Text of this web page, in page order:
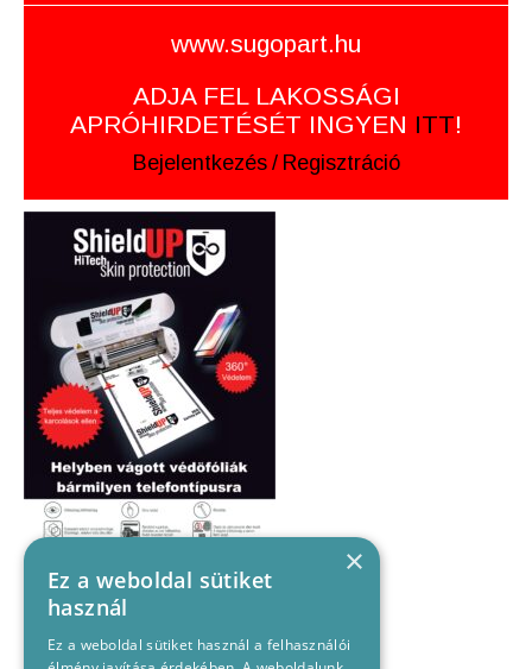
www.sugopart.hu
ADJA FEL LAKOSSÁGI
APRÓHIRDETÉSÉT INGYEN ITT!
Bejelentkezés / Regisztráció
×
Ez a weboldal sütiket
használ
Ez a weboldal sütiket használ a felhasználói